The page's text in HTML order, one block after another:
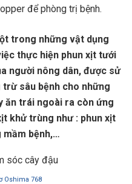
để phòng trị bệnh.
trong những vật dụng
thực hiện phun xịt tưới
người nông dân, được sử
sâu bệnh cho những
ăn trái ngoài ra còn ứng
khử trùng như : phun xịt
bệnh,…
Oshima 768